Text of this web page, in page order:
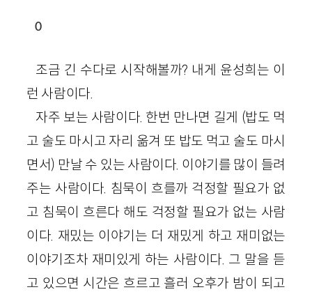
0
조금 긴 수다로 시작해볼까? 내게 윤성희는 이
런 사람이다.
자주 보는 사람이다. 한번 만나면 길게 (밥도 먹
고 술도 마시고 자리 옮겨 또 밥도 먹고 술도 마시
면서) 만날 수 있는 사람이다. 이야기를 많이 들려
주는 사람이다. 침묵이 흐를까 걱정할 필요가 없
고 침묵이 흐른다 해도 걱정할 필요가 없는 사람
이다. 재밌는 이야기는 더 재밌게 하고 재미없는
이야기조차 재미있게 하는 사람이다. 그 말을 듣
고 있으면 시간은 흐르고 흘러 오후가 밤이 되고